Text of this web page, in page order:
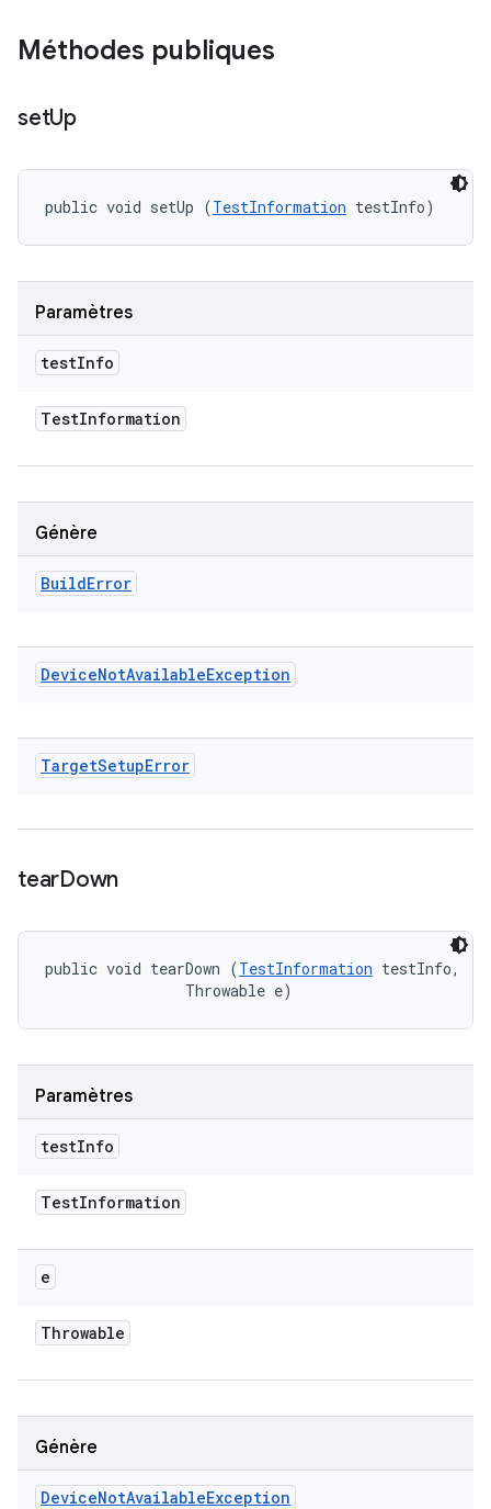
Méthodes publiques
setUp
public void setUp (TestInformation testInfo)
Paramètres
testInfo
TestInformation
Génère
BuildError
DeviceNotAvailableException
TargetSetupError
tearDown
public void tearDown (TestInformation testInfo,
                Throwable e)
Paramètres
testInfo
TestInformation
e
Throwable
Génère
DeviceNotAvailableException